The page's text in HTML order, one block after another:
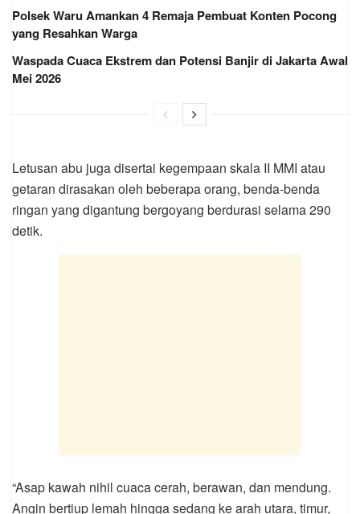
Polsek Waru Amankan 4 Remaja Pembuat Konten Pocong
yang Resahkan Warga
Waspada Cuaca Ekstrem dan Potensi Banjir di Jakarta Awal
Mei 2026
Letusan abu juga disertai kegempaan skala II MMI atau
getaran dirasakan oleh beberapa orang, benda-benda
ringan yang digantung bergoyang berdurasi selama 290
detik.
“Asap kawah nihil cuaca cerah, berawan, dan mendung.
Angin bertiup lemah hingga sedang ke arah utara, timur,